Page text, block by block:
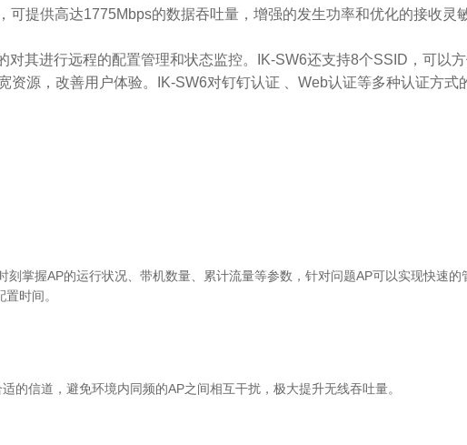
可提供高达1775Mbps的数据吞吐量，增强的发生功率和优化的接收
对其进行远程的配置管理和状态监控。IK-SW6还支持8个SSID，可以
资源，改善用户体验。IK-SW6对钉钉认证 、Web认证等多种认证方式
刻掌握AP的运行状况、带机数量、累计流量等参数，针对问题AP可以实现快速
时间。
的信道，避免环境内同频的AP之间相互干扰，极大提升无线吞吐量。